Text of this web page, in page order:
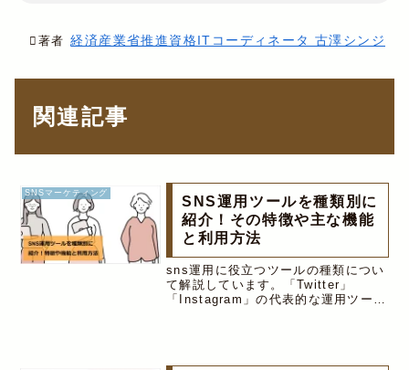
著者 経済産業省推進資格ITコーディネータ 古澤シンジ
関連記事
SNSマーケティング
SNS運用ツールを種類別に
紹介！その特徴や主な機能
と利用方法
sns運用に役立つツールの種類につい
て解説しています。「Twitter」
「Instagram」の代表的な運用ツール